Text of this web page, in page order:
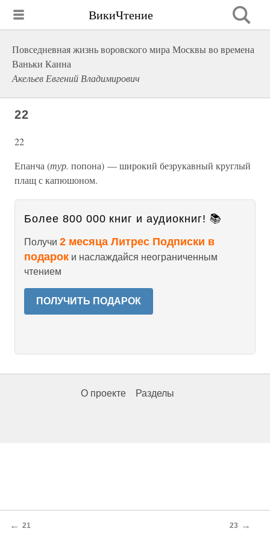
ВикиЧтение
Повседневная жизнь воровского мира Москвы во времена
Ваньки Каина
Акельев Евгений Владимирович
22
22
Епанча (тур. попона) — широкий безрукавный круглый
плащ с капюшоном.
Более 800 000 книг и аудиокниг! 📚
Получи 2 месяца Литрес Подписки в
подарок и наслаждайся неограниченным
чтением
ПОЛУЧИТЬ ПОДАРОК
О проекте Разделы
← 21 23 →